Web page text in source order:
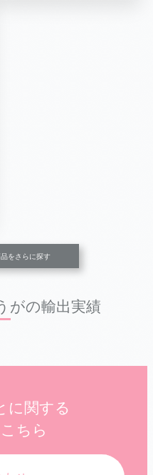
をさらに探す
がの輸出実績
に関する
ちら